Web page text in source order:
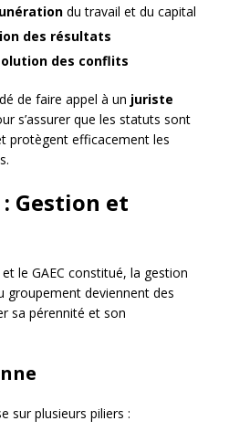
du travail et du capital
des résultats
des conflits
de faire appel à un juriste
s’assurer que les statuts sont
protègent efficacement les
: Gestion et
le GAEC constitué, la gestion
groupement deviennent des
sa pérennité et son
sur plusieurs piliers :